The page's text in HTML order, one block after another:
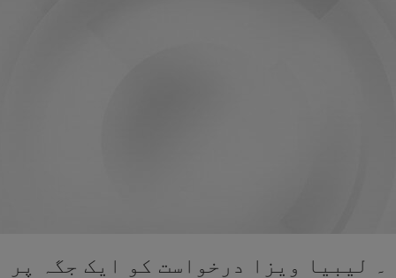
۔ لیبیا ویزا درخواست کو ایک جگہ پر